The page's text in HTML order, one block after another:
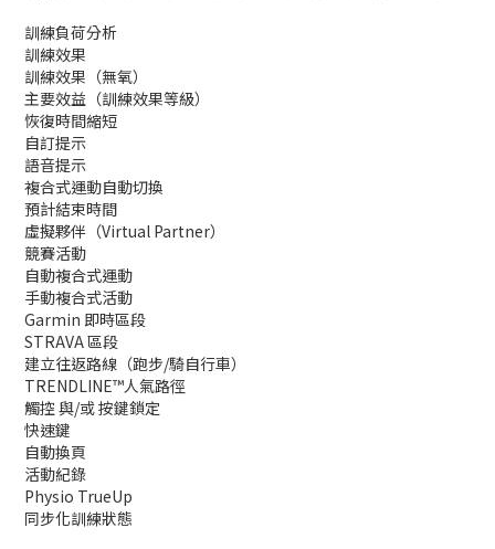
訓練負荷分析
訓練效果
訓練效果（無氧）
主要效益（訓練效果等級）
恢復時間縮短
自訂提示
語音提示
複合式運動自動切換
預計結束時間
虛擬夥伴（Virtual Partner）
競賽活動
自動複合式運動
手動複合式活動
Garmin 即時區段
STRAVA 區段
建立往返路線（跑步/騎自行車）
TRENDLINE™人氣路徑
觸控 與/或 按鍵鎖定
快速鍵
自動換頁
活動紀錄
Physio TrueUp
同步化訓練狀態